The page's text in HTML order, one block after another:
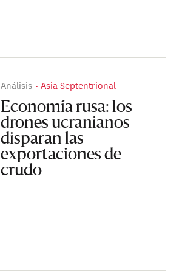
Análisis Asia Septentrional
Economía rusa: los
drones ucranianos
disparan las
exportaciones de
crudo